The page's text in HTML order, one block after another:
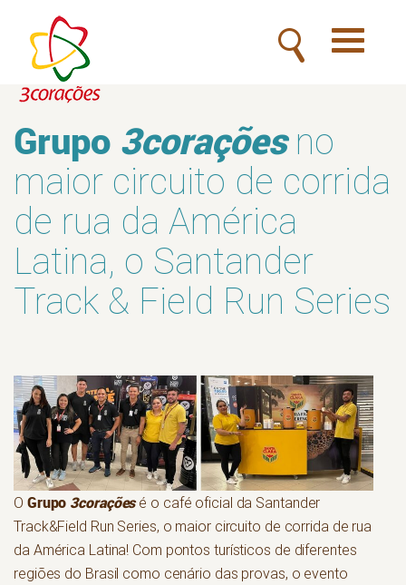
Toggle
navigation
Grupo 3coraçõesno
maior circuito de corrida
de rua da América
Latina, o Santander
Track & Field Run Series
O Grupo 3coraçõesé o café oficial da Santander
Track&Field Run Series, o maior circuito de corrida de rua
da América Latina! Com pontos turísticos de diferentes
regiões do Brasil como cenário das provas, o evento